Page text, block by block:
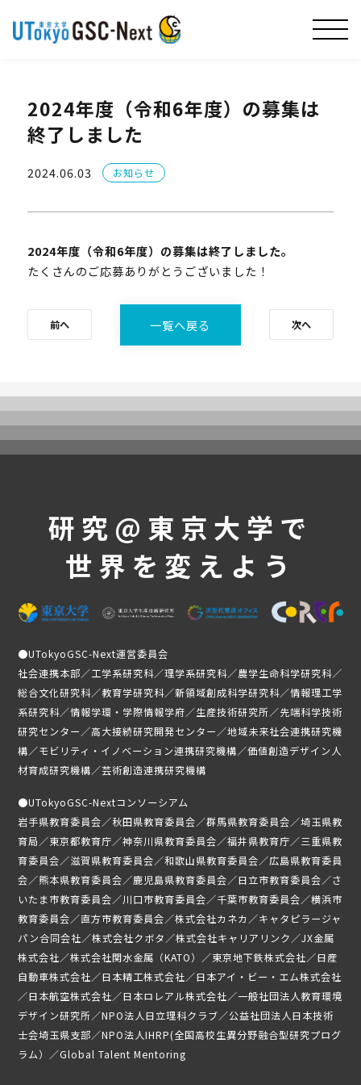
プログラム紹介
第一段階
よくあるご質問
これまでの活動・成果
講義映像
活動レポート
受講生の声
メンバー紹介
ニュース
募集要項
2024年度（令和6年度）の募集は
終了しました
2024.06.03 お知らせ
2024年度（令和6年度）の募集は終了しました。
たくさんのご応募ありがとうございました！
前へ 一覧へ戻る 次へ
研究@東京大学で
世界を変えよう
●UTokyoGSC-Next運営委員会
社会連携本部／工学系研究科／理学系研究科／農学生命科学研究科／
総合文化研究科／教育学研究科／新領域創成科学研究科／情報理工学
系研究科／情報学環・学際情報学府／生産技術研究所／先端科学技術
研究センター／高大接続研究開発センター／地域未来社会連携研究機
構／モビリティ・イノベーション連携研究機構／価値創造デザイン人
材育成研究機構／芸術創造連携研究機構
●UTokyoGSC-Nextコンソーシアム
岩手県教育委員会／秋田県教育委員会／群馬県教育委員会／埼玉県教
育局／東京都教育庁／神奈川県教育委員会／福井県教育庁／三重県教
育委員会／滋賀県教育委員会／和歌山県教育委員会／広島県教育委員
会／熊本県教育委員会／鹿児島県教育委員会／日立市教育委員会／さ
いたま市教育委員会／川口市教育委員会／千葉市教育委員会／横浜市
教育委員会／直方市教育委員会／株式会社カネカ／キャタピラージャ
パン合同会社／株式会社クボタ／株式会社キャリアリンク／JX金属
株式会社／株式会社関水金属（KATO）／東京地下鉄株式会社／日産
自動車株式会社／日本精工株式会社／日本アイ・ビー・エム株式会社
／日本航空株式会社／日本ロレアル株式会社／一般社団法人教育環境
デザイン研究所／NPO法人日立理科クラブ／公益社団法人日本技術
士会埼玉県支部／NPO法人IHRP(全国高校生異分野融合型研究プログ
ラム）／Global Talent Mentoring